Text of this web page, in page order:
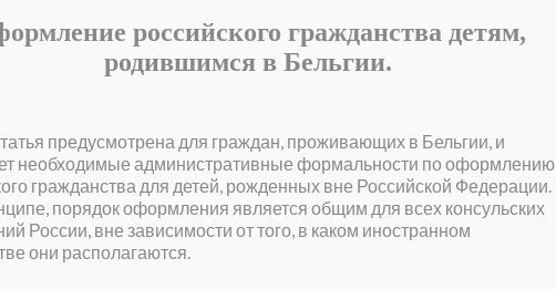
российского гражданства детям,
родившимся в Бельгии.
предусмотрена для граждан, проживающих в Бельгии, и
необходимые административные формальности по оформлению
гражданства для детей, рожденных вне Российской Федерации.
порядок оформления является общим для всех консульских
России, вне зависимости от того, в каком иностранном
они располагаются.